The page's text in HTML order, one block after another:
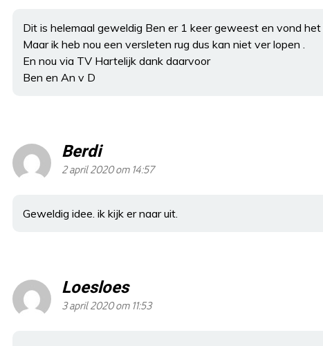
Dit is helemaal geweldig Ben er 1 keer geweest en vond het
Maar ik heb nou een versleten rug dus kan niet ver lopen .
En nou via TV Hartelijk dank daarvoor
Ben en An v D
Berdi
2 april 2020 om 14:57
Geweldig idee. ik kijk er naar uit.
Loesloes
3 april 2020 om 11:53